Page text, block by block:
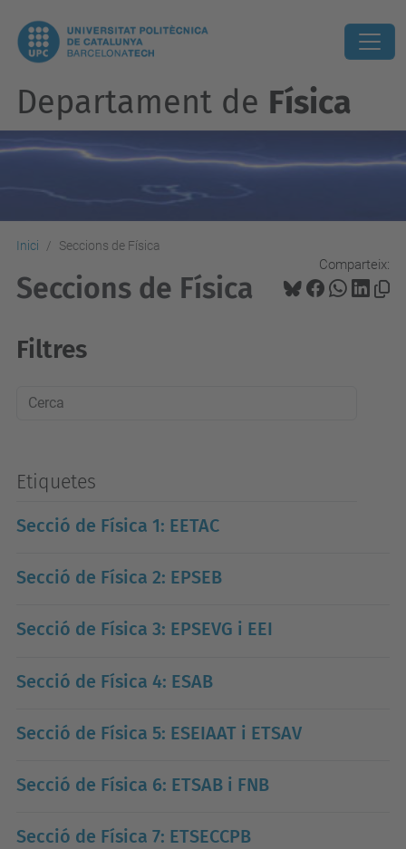
Departament de Física
Inici Seccions de Física
Comparteix:
Seccions de Física
Filtres
Etiquetes
Secció de Física 1: EETAC
Secció de Física 2: EPSEB
Secció de Física 3: EPSEVG i EEI
Secció de Física 4: ESAB
Secció de Física 5: ESEIAAT i ETSAV
Secció de Física 6: ETSAB i FNB
Secció de Física 7: ETSECCPB